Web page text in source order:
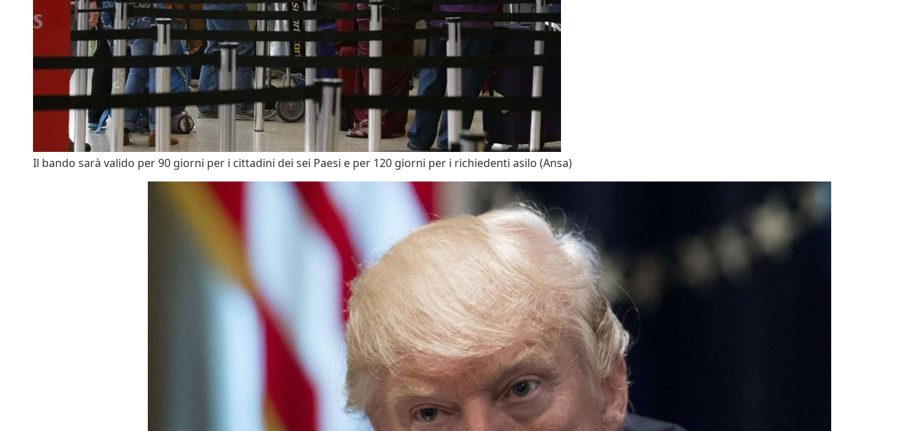
Il bando sarà valido per 90 giorni per i cittadini dei sei Paesi e per 120 giorni per i richiedenti asilo (Ansa)